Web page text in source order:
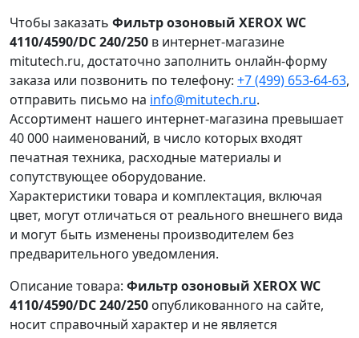
Чтобы заказать Фильтр озоновый XEROX WC
4110/4590/DC 240/250 в интернет-магазине
mitutech.ru, достаточно заполнить онлайн-форму
заказа или позвонить по телефону: +7 (499) 653-64-63,
отправить письмо на info@mitutech.ru.
Ассортимент нашего интернет-магазина превышает
40 000 наименований, в число которых входят
печатная техника, расходные материалы и
сопутствующее оборудование.
Характеристики товара и комплектация, включая
цвет, могут отличаться от реального внешнего вида
и могут быть изменены производителем без
предварительного уведомления.
Описание товара: Фильтр озоновый XEROX WC
4110/4590/DC 240/250 опубликованного на сайте,
носит справочный характер и не является